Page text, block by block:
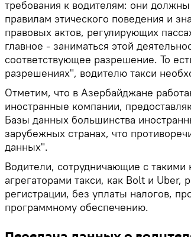
требования к водителям: они
правилам этического поведения и
правовых актов, регулирующих
главное - заниматься этой
соответствующее разрешение. То
разрешениях", водителю такси
Отметим, что в Азербайджане
иностранные компании,
Базы данных большинства
зарубежных странах, что
данных".
Водители, сотрудничающие с
агрегаторами такси, как Bolt и Uber,
регистрации, без уплаты налогов,
программному обеспечению.